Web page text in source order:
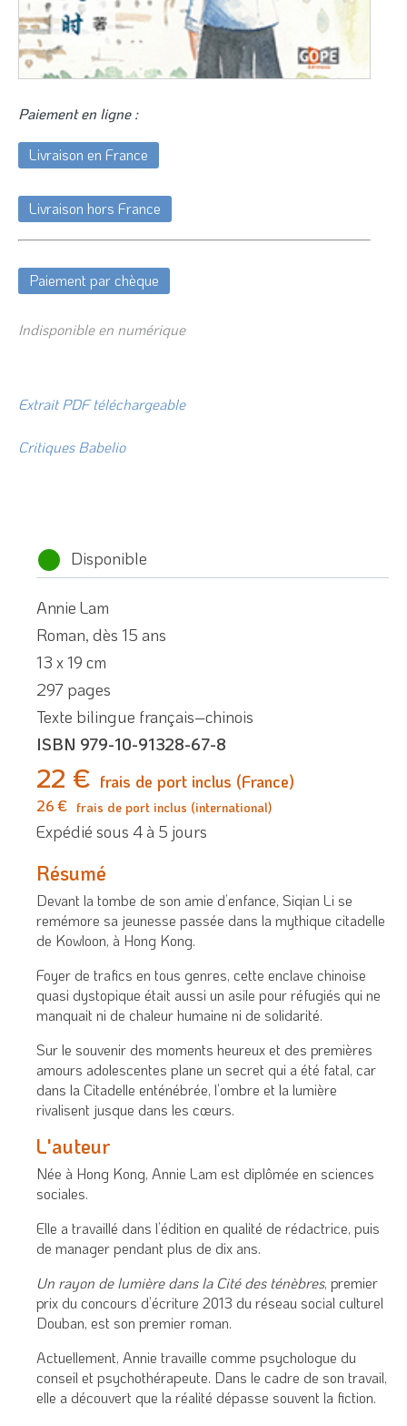
Paiement en ligne :
Livraison en France
Livraison hors France
Paiement par chèque
Indisponible en numérique
Extrait PDF téléchargeable
Critiques Babelio
Disponible
Annie Lam
Roman, dès 15 ans
13 x 19 cm
297 pages
Texte bilingue français–chinois
ISBN 979-10-91328-67-8
22 € frais de port inclus (France)
26 € frais de port inclus (international)
Expédié sous 4 à 5 jours
Résumé
Devant la tombe de son amie d’enfance, Siqian Li se
remémore sa jeunesse passée dans la mythique citadelle
de Kowloon, à Hong Kong.
Foyer de trafics en tous genres, cette enclave chinoise
quasi dystopique était aussi un asile pour réfugiés qui ne
manquait ni de chaleur humaine ni de solidarité.
Sur le souvenir des moments heureux et des premières
amours adolescentes plane un secret qui a été fatal, car
dans la Citadelle enténébrée, l’ombre et la lumière
rivalisent jusque dans les cœurs.
L'auteur
Née à Hong Kong, Annie Lam est diplômée en sciences
sociales.
Elle a travaillé dans l’édition en qualité de rédactrice, puis
de manager pendant plus de dix ans.
Un rayon de lumière dans la Cité des ténèbres, premier
prix du concours d’écriture 2013 du réseau social culturel
Douban, est son premier roman.
Actuellement, Annie travaille comme psychologue du
conseil et psychothérapeute. Dans le cadre de son travail,
elle a découvert que la réalité dépasse souvent la fiction.